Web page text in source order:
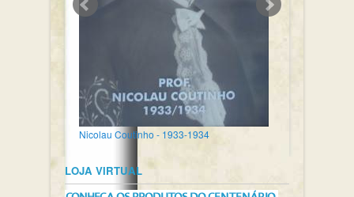
Nicolau Coutinho - 1933-1934
LOJA VIRTUAL